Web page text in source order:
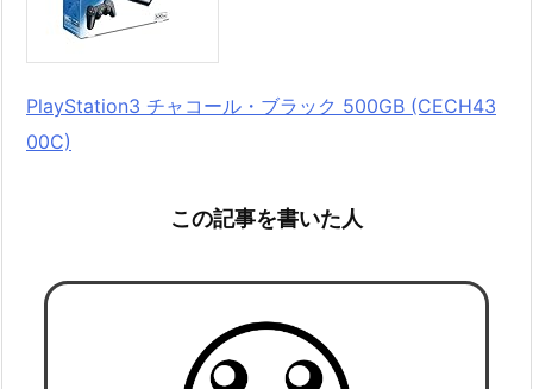
PlayStation3 チャコール・ブラック 500GB (CECH43
00C)
この記事を書いた人